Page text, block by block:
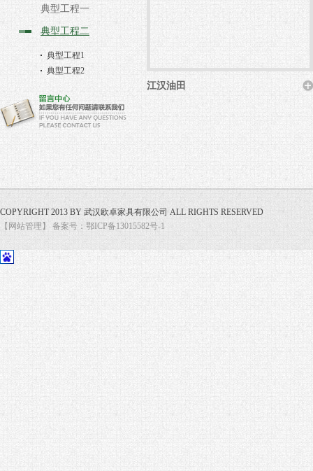
典型工程一
典型工程二
典型工程1
典型工程2
江汉油田
COPYRIGHT 2013 BY 武汉欧卓家具有限公司 ALL RIGHTS RESERVED
【网站管理】
备案号：鄂ICP备13015582号-1